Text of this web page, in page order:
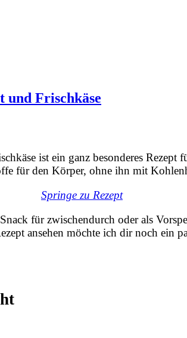
und Frischkäse
ist ein ganz besonderes Rezept
für den Körper, ohne ihn mit
Springe zu Rezept
für zwischendurch oder als
ansehen möchte ich dir noch ein